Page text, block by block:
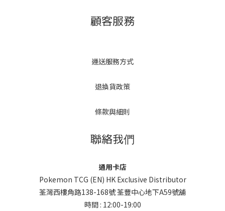
顧客服務
運送服務方式
退換貨政策
條款與細則
聯絡我們
通用卡店
Pokemon TCG (EN) HK Exclusive Distributor
荃灣西樓角路138-168號 荃豐中心地下A59號舖
時間 : 12:00-19:00